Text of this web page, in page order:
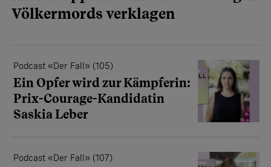
Völkermords verklagen
Podcast «Der Fall» (105)
Ein Opfer wird zur Kämpferin:
Prix-Courage-Kandidatin
Saskia Leber
Podcast «Der Fall» (107)